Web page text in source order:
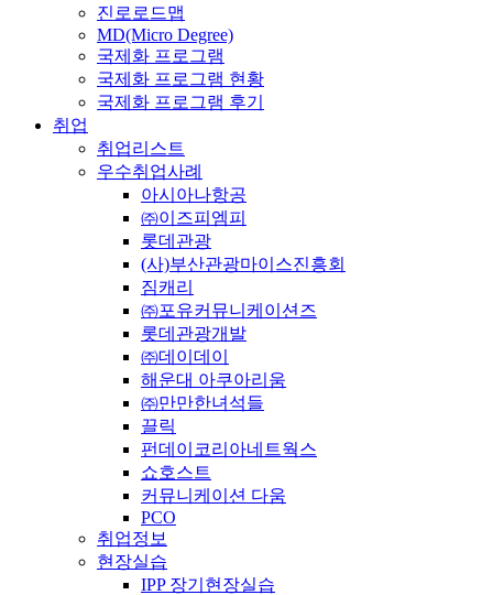
진로로드맵
MD(Micro Degree)
국제화 프로그램
국제화 프로그램 현황
국제화 프로그램 후기
취업
취업리스트
우수취업사례
아시아나항공
㈜이즈피엠피
롯데관광
(사)부산관광마이스진흥회
짐캐리
㈜포유커뮤니케이션즈
롯데관광개발
㈜데이데이
해운대 아쿠아리움
㈜만만한녀석들
끌릭
펀데이코리아네트웍스
쇼호스트
커뮤니케이션 다움
PCO
취업정보
현장실습
IPP 장기현장실습